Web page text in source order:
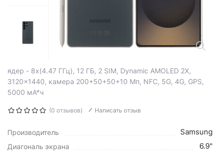
ядер - 8x(4.47 ГГц), 12 ГБ, 2 SIM, Dynamic AMOLED 2X,
3120x1440, камера 200+50+50+10 Мп, NFC, 5G, 4G, GPS,
5000 мА*ч
(0 отзывов) Написать отзыв
Производитель Samsung
Диагональ экрана 6.9"